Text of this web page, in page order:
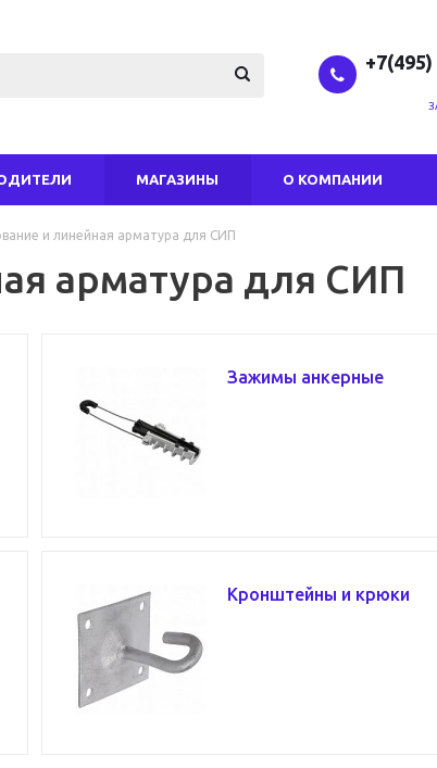
МАГАЗИНЫ О КОМПАНИИ
и линейная арматура для СИП
арматура для СИП
Зажимы анкерные
Кронштейны и крюки